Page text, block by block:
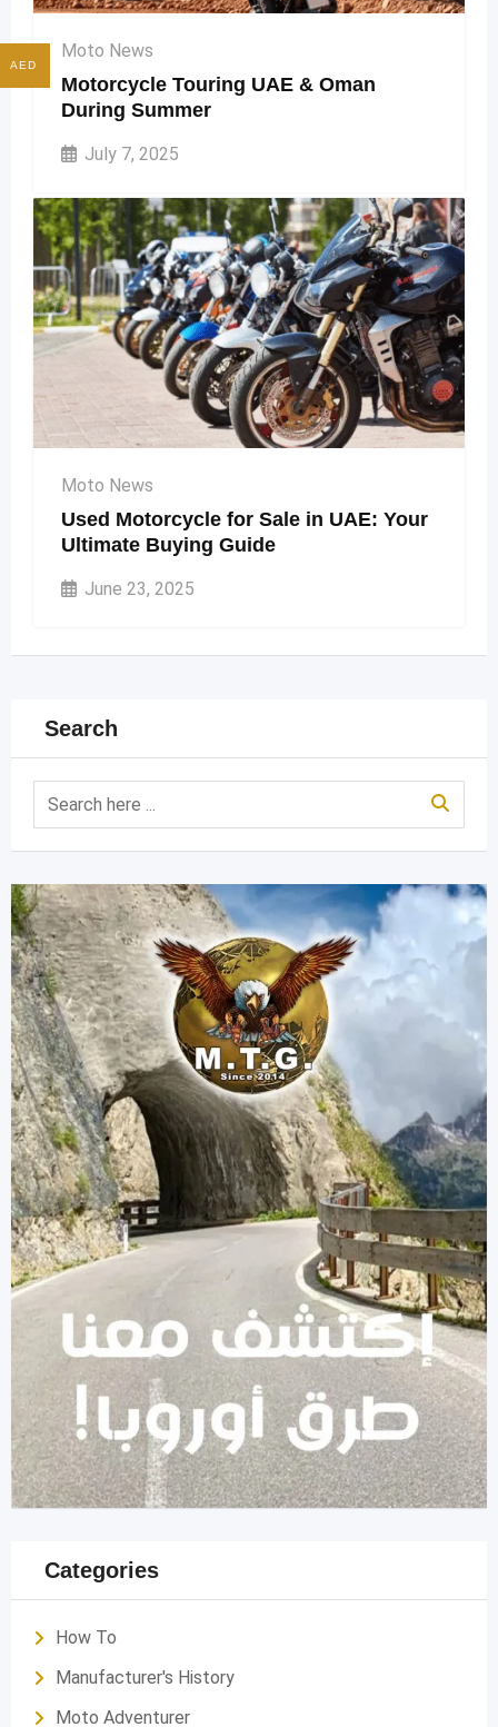
Moto News
Motorcycle Touring UAE & Oman
During Summer
July 7, 2025
Moto News
Used Motorcycle for Sale in UAE: Your
Ultimate Buying Guide
June 23, 2025
Search
Categories
How To
Manufacturer's History
Moto Adventurer
AED